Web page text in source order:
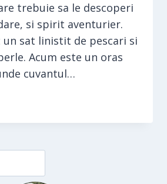
trebuie sa le descoperi
si spirit aventurier.
un sat linistit de pescari si
Acum este un oras
cuvantul…